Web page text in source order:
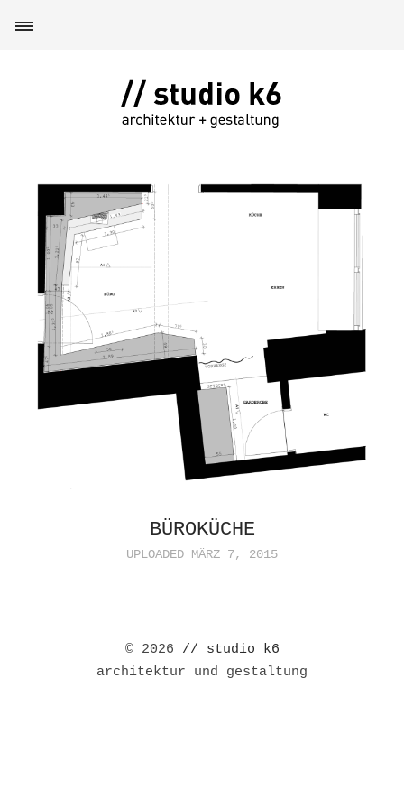
BÜROKÜCHE
UPLOADED MÄRZ 7, 2015
© 2026 // studio k6
architektur und gestaltung